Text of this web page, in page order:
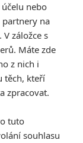
nebo
na
záložce s
Máte zde
z nich i
těch, kteří
zpracovat.
tuto
souhlasu